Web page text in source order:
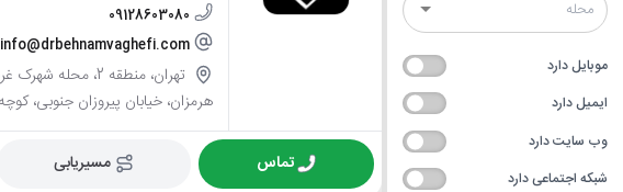
موبایل دارد
ایمیل دارد
وب سایت دارد
شبکه اجتماعی دارد
09128603080
info@drbehnamvaghefi.com
تهران، منطقه 2،
هرمزان، خیابان پیروزان جنوبی،
تماس مسیریابی